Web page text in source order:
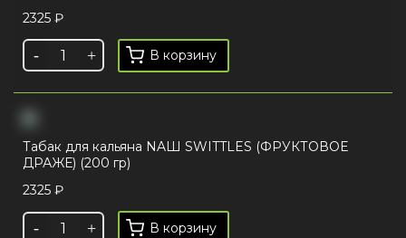
2325 ₽
В корзину
Табак для кальяна NAШ SWITTLES (ФРУКТОВОЕ
ДРАЖЕ) (200 гр)
2325 ₽
В корзину